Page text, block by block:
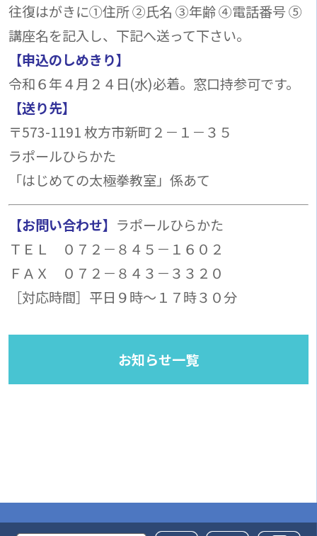
往復はがきに①住所 ②氏名 ③年齢 ④電話番号 ⑤
講座名を記入し、下記へ送って下さい。
【申込のしめきり】
令和６年４月２４日(水)必着。窓口持参可です。
【送り先】
〒573-1191 枚方市新町２－１－３５
ラポールひらかた
「はじめての太極拳教室」係あて
【お問い合わせ】 ラポールひらかた
ＴＥＬ ０７２－８４５－１６０２
ＦＡＸ ０７２－８４３－３３２０
［対応時間］平日９時～１７時３０分
お知らせ一覧